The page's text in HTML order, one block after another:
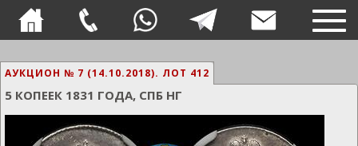
АУКЦИОН № 7 (14.10.2018). ЛОТ 412
5 КОПЕЕК 1831 ГОДА, СПБ НГ